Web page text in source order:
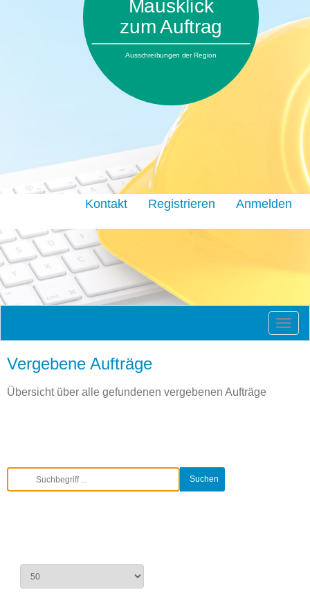
Mausklick
zum Auftrag
Ausschreibungen der Region
Kontakt Registrieren Anmelden
Vergebene Aufträge
Übersicht über alle gefundenen vergebenen Aufträge